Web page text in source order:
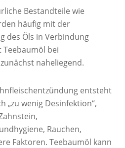
Bestandteile wie
häufig mit der
des Öls in Verbindung
Teebaumöl bei
naheliegend.
entsteht
„zu wenig Desinfektion“,
Rauchen,
Faktoren. Teebaumöl kann